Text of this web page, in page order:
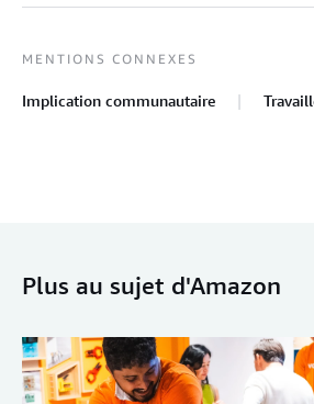
MENTIONS CONNEXES
Implication communautaire
Plus au sujet d'Amazon